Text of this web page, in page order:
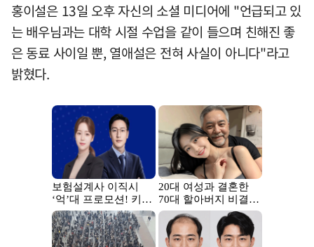
홍이설은 13일 오후 자신의 소셜 미디어에 "언급되고 있
는 배우님과는 대학 시절 수업을 같이 들으며 친해진 좋
은 동료 사이일 뿐, 열애설은 전혀 사실이 아니다"라고
밝혔다.